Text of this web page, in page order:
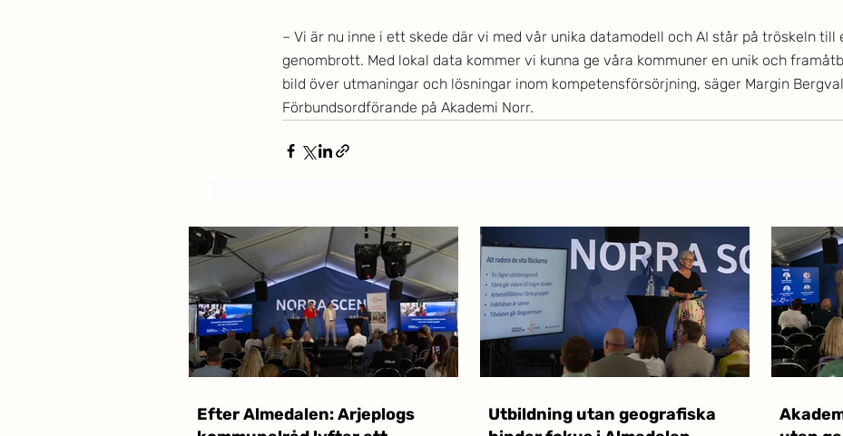
– Vi är nu inne i ett skede där vi med vår unika datamodell och AI står på tröskeln till
genombrott. Med lokal data kommer vi kunna ge våra kommuner en unik och
bild över utmaningar och lösningar inom kompetensförsörjning, säger Margin
Förbundsordförande på Akademi Norr.
Efter Almedalen: Arjeplogs
Utbildning utan geografiska